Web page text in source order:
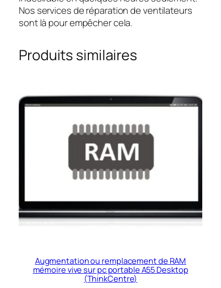
Nos services de réparation de ventilateurs
sont là pour empêcher cela.
Produits similaires
Augmentation ou remplacement de RAM
mémoire vive sur pc portable A55 Desktop
(ThinkCentre)